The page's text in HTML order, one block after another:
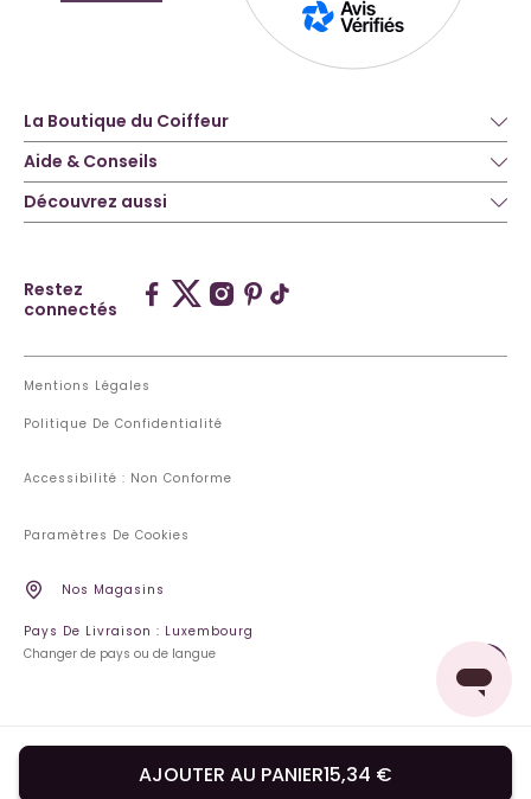
AJOUTER AU PANIER15,34 €
La Boutique du Coiffeur
Aide & Conseils
Découvrez aussi
Restez
connectés
Mentions Légales
Politique De Confidentialité
Accessibilité : Non Conforme
Paramètres De Cookies
Nos Magasins
Pays De Livraison : Luxembourg
Changer de pays ou de langue